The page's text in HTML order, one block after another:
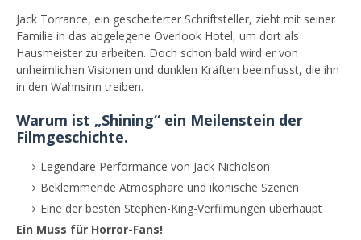
Jack Torrance, ein gescheiterter Schriftsteller, zieht mit seiner
Familie in das abgelegene Overlook Hotel, um dort als
Hausmeister zu arbeiten. Doch schon bald wird er von
unheimlichen Visionen und dunklen Kräften beeinflusst, die ihn
in den Wahnsinn treiben.
Warum ist „Shining“ ein Meilenstein der
Filmgeschichte.
Legendäre Performance von Jack Nicholson
Beklemmende Atmosphäre und ikonische Szenen
Eine der besten Stephen-King-Verfilmungen überhaupt
Ein Muss für Horror-Fans!